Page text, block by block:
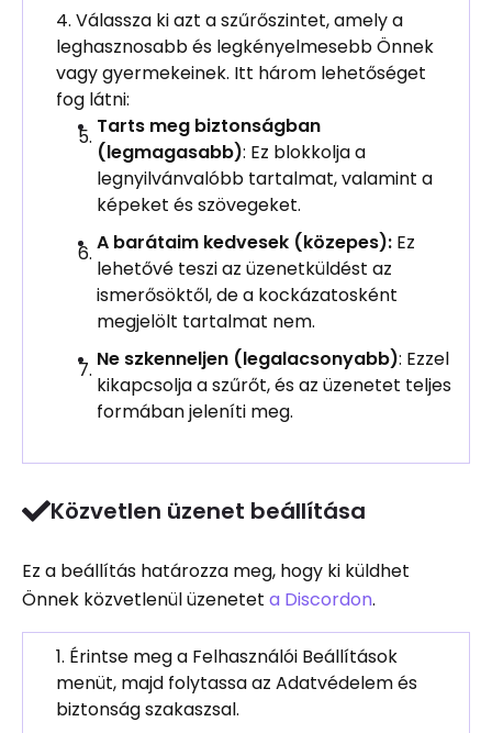
Válassza ki azt a szűrőszintet, amely a
leghasznosabb és legkényelmesebb Önnek
vagy gyermekeinek. Itt három lehetőséget
fog látni:
Tarts meg biztonságban
(legmagasabb): Ez blokkolja a
legnyilvánvalóbb tartalmat, valamint a
képeket és szövegeket.
A barátaim kedvesek (közepes): Ez
lehetővé teszi az üzenetküldést az
ismerősöktől, de a kockázatosként
megjelölt tartalmat nem.
Ne szkenneljen (legalacsonyabb): Ezzel
kikapcsolja a szűrőt, és az üzenetet teljes
formában jeleníti meg.
Közvetlen üzenet beállítása
Ez a beállítás határozza meg, hogy ki küldhet
Önnek közvetlenül üzenetet a Discordon.
Érintse meg a Felhasználói Beállítások
menüt, majd folytassa az Adatvédelem és
biztonság szakaszsal.